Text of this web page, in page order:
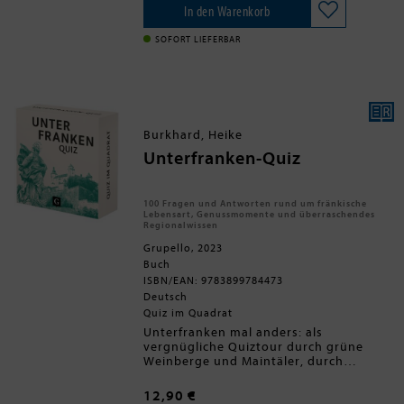
Fest, bei dem Kaiser Franz Joseph I.,
seine Gemahlin und die Kinder vor dem
Christbaum in Harmonie miteinander
Heilige Abend? Alfons Schweiggert
enthüllt interessante Tatsachen, die
nicht nur alle Verehrerinnen und
Verehrer der Kaiserin überraschen
In den Warenkorb
SOFORT LIEFERBAR
Burkhard, Heike
Unterfranken-Quiz
100 Fragen und Antworten rund um fränkische
Lebensart, Genussmomente und überraschendes
Regionalwissen
Grupello, 2023
Buch
ISBN/EAN: 9783899784473
Deutsch
Quiz im Quadrat
Unterfranken mal anders: als
vergnügliche Quiztour durch grüne
Weinberge und Maintäler, durch
Kissingen, Aschaffenburg, Schweinfurt
12,90 €